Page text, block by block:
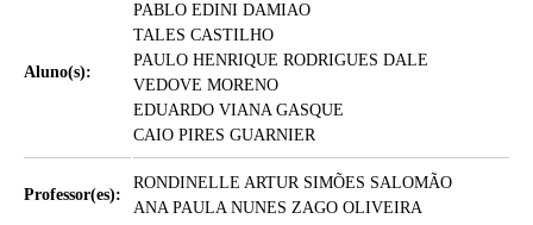
Aluno(s):
PABLO EDINI DAMIAO
TALES CASTILHO
PAULO HENRIQUE RODRIGUES DALE
VEDOVE MORENO
EDUARDO VIANA GASQUE
CAIO PIRES GUARNIER
Professor(es):
RONDINELLE ARTUR SIMÕES SALOMÃO
ANA PAULA NUNES ZAGO OLIVEIRA